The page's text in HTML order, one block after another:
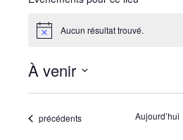
Notice Aucun résultat trouvé.
À venir
Sélectionnez
date.
Évènements
précédents Aujourd’hui